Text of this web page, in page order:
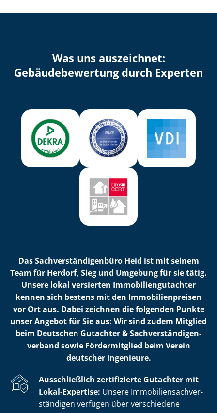
Was uns auszeichnet:
Ge­bäu­de­be­wer­tung durch Experten
Das Sach­ver­stän­di­gen­bü­ro Heid ist mit seinem
Team für Herdorf, Sieg und Umgebung für sie tätig.
Unsere lokal versierten Im­mo­bi­li­en­gut­ach­ter
kennen sich bestens mit den Im­mo­bi­li­en­prei­sen
vor Ort aus. Dabei zeichnen die folgenden Punkte
unser Angebot für Sie aus: Wir sind zudem Mitglied
beim Deutschen Gutachter & Sach­ver­stän­di­gen­
ver­band sowie Fördermitglied beim Verein
deutscher Ingenieure.
Ausschließlich zertifizierte Gutachter mit
Lokal-Expertise: Unsere Im­mo­bi­li­en­sach­ver­
stän­di­gen verfügen über verschiedene